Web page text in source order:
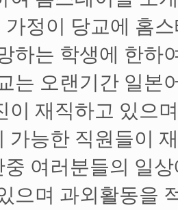
가정이 당교에 홈
하는 학생에 한하
는 오랜기간 일본
이 재직하고 있으
가능한 직원들이
여러분들의 일
으며 과외활동을